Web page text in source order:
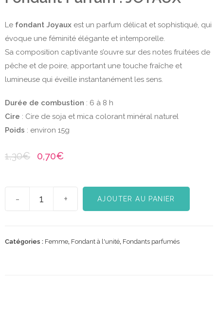
Le fondant Joyaux est un parfum délicat et sophistiqué, qui
évoque une féminité élégante et intemporelle.
Sa composition captivante s’ouvre sur des notes fruitées de
pêche et de poire, apportant une touche fraîche et
lumineuse qui éveille instantanément les sens.
Durée de combustion : 6 à 8 h
Cire : Cire de soja et mica colorant minéral naturel
Poids : environ 15g
1,30€ 0,70€
- + AJOUTER AU PANIER
Catégories : Femme, Fondant à l'unité, Fondants parfumés